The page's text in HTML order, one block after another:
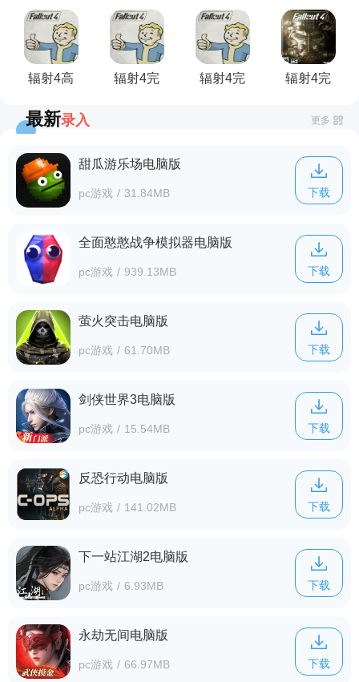
察武器包
MOD
剑冲锋枪
MOD
石大修豪
华版mod
建家园避
难所道路
mod
辐射4高
修复补丁
辐射4完
辐射4完
辐射4完
档补丁
更多
最新录入
甜瓜游乐场电脑版
pc游戏 / 31.84MB 下载
全面憨憨战争模拟器电脑版
pc游戏 / 939.13MB 下载
萤火突击电脑版
pc游戏 / 61.70MB 下载
剑侠世界3电脑版
pc游戏 / 15.54MB 下载
反恐行动电脑版
pc游戏 / 141.02MB 下载
下一站江湖2电脑版
pc游戏 / 6.93MB 下载
永劫无间电脑版
pc游戏 / 66.97MB 下载